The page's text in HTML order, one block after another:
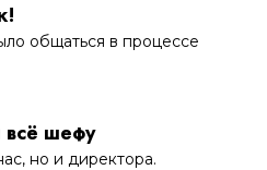
общаться в процессе
шефу
но и директора.